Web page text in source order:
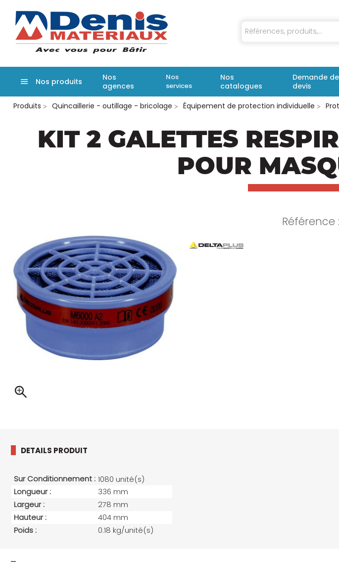
Aller
Nos produits
Nos
agences
Nos
services
Nos
catalogues
Demande de
devis
Produits
Quincaillerie - outillage - bricolage Équipement de protection individuelle
KIT 2 GALETTES
POUR
Référence :
DETAILS PRODUIT
Sur Conditionnement : 1080 unité(s)
Longueur :
336 mm
Largeur :
278 mm
Hauteur :
404 mm
Poids :
0.18 kg/unité(s)